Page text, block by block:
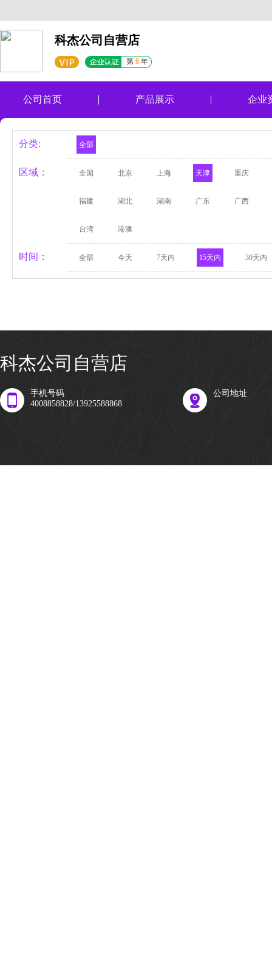
科杰公司自营店
第 6 年
公司首页 产品展示 企业
分类: 全部
区域： 全国 北京 上海 天津 重庆
福建 湖北 湖南 广东 广西
台湾 港澳
时间： 全部 今天 7天内 15天内 30天内
科杰公司自营店
手机号码
4008858828/13925588868
公司地址